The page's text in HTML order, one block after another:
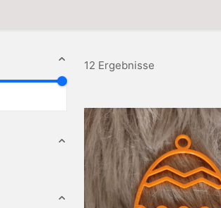
12 Ergebnisse